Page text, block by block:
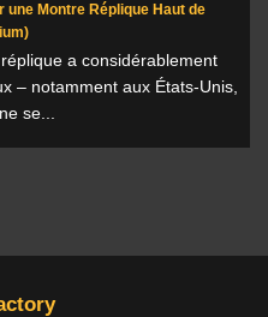
une Montre Réplique Haut de
a considérablement
– notamment aux États-Unis,
se...